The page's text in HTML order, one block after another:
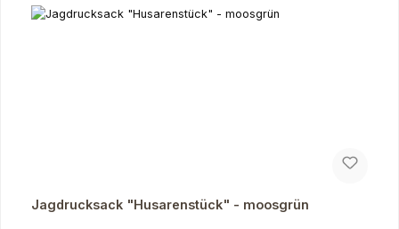
Jagdrucksack "Husarenstück" - moosgrün